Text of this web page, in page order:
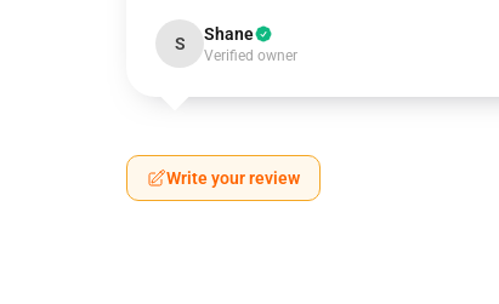
S Shane
Verified owner
Write your review